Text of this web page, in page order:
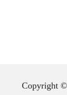
Copyright